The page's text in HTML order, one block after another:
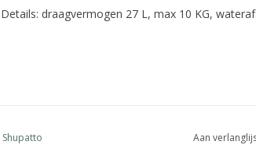
Details: draagvermogen 27 L, max 10 KG,
Shupatto Aan